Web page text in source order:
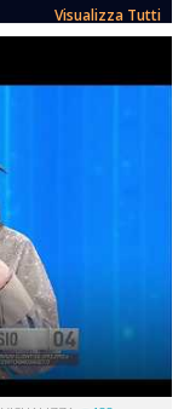
Visualizza Tutti